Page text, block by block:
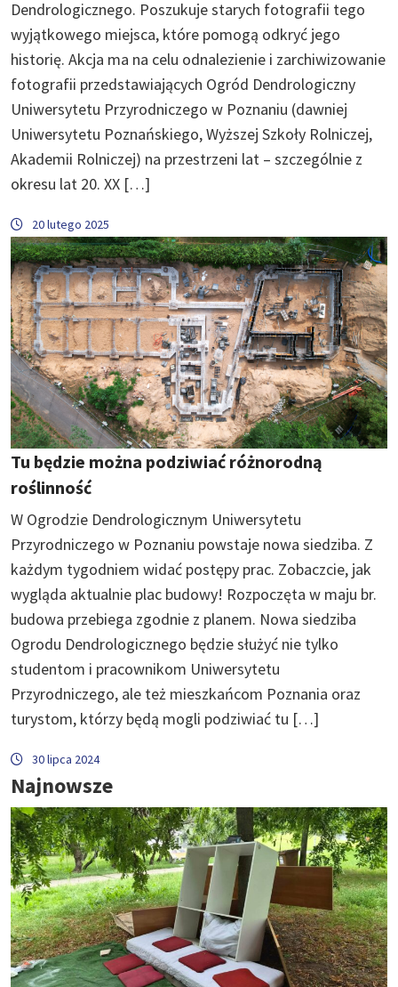
Dendrologicznego. Poszukuje starych fotografii tego
wyjątkowego miejsca, które pomogą odkryć jego
historię. Akcja ma na celu odnalezienie i zarchiwizowanie
fotografii przedstawiających Ogród Dendrologiczny
Uniwersytetu Przyrodniczego w Poznaniu (dawniej
Uniwersytetu Poznańskiego, Wyższej Szkoły Rolniczej,
Akademii Rolniczej) na przestrzeni lat – szczególnie z
okresu lat 20. XX […]
20 lutego 2025
Tu będzie można podziwiać różnorodną
roślinność
W Ogrodzie Dendrologicznym Uniwersytetu
Przyrodniczego w Poznaniu powstaje nowa siedziba. Z
każdym tygodniem widać postępy prac. Zobaczcie, jak
wygląda aktualnie plac budowy! Rozpoczęta w maju br.
budowa przebiega zgodnie z planem. Nowa siedziba
Ogrodu Dendrologicznego będzie służyć nie tylko
studentom i pracownikom Uniwersytetu
Przyrodniczego, ale też mieszkańcom Poznania oraz
turystom, którzy będą mogli podziwiać tu […]
30 lipca 2024
Najnowsze